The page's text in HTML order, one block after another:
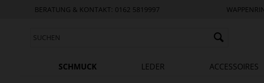
BERATUNG & KONTAKT: 0162 5819997
SCHMUCK LEDER ACCESSOIRES